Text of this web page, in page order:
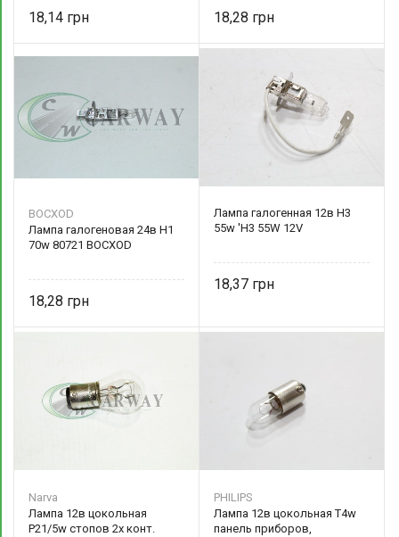
18,14 18,28
BOCXOD
Лампа галогеновая 24в Н1
70w 80721 BOCXOD
18,28
Лампа галогенная 12в Н3
55w 'Н3 55W 12V
18,37
Narva
Лампа 12в цокольная
P21/5w стопов 2х конт.
PHILIPS
Лампа 12в цокольная T4w
панель приборов,